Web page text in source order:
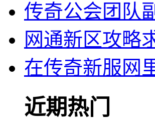
传奇公会团队
网通新区攻略
在传奇新服网
近期热门